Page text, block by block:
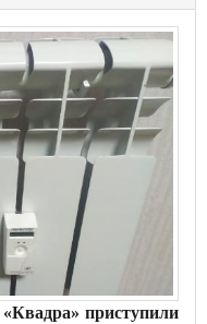
приступили